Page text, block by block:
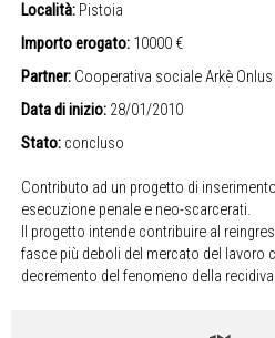
Località: Pistoia
Importo erogato: 10000 €
Partner: Cooperativa sociale Arkè Onlus
Data di inizio: 28/01/2010
Stato: concluso
Contributo ad un progetto di
esecuzione penale e neo-scarcerati.
Il progetto intende contribuire al
fasce più deboli del mercato del lavoro
decremento del fenomeno della recidiva.